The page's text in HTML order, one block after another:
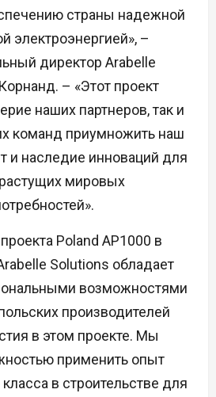
страны надежной
электроэнергией», –
директор Arabelle
– «Этот проект
наших партнеров, так и
команд приумножить наш
и наследие инноваций для
мировых
Poland AP1000 в
Solutions обладает
возможностями
производителей
в этом проекте. Мы
применить опыт
в строительстве для